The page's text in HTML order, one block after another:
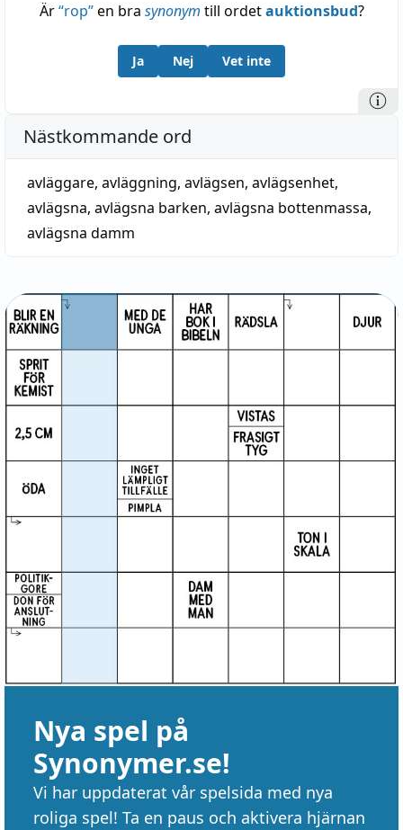
Är“rop”en bra synonym till ordetauktionsbud?
Ja Nej Vet inte
Nästkommande ord
avläggare, avläggning, avlägsen, avlägsenhet,
avlägsna, avlägsna barken, avlägsna bottenmassa,
avlägsna damm
Nya spel på
Synonymer.se!
Vi har uppdaterat vår spelsida med nya
roliga spel! Ta en paus och aktivera hjärnan